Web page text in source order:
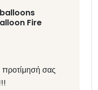
Fire
προτίμησή σας